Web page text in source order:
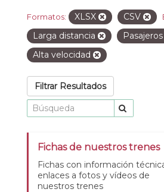
Formatos: XLSX CSV
Larga distancia
Pasajeros
Alta velocidad
Filtrar Resultados
Fichas de nuestros trenes
Fichas con información
enlaces a fotos y vídeos de
nuestros trenes